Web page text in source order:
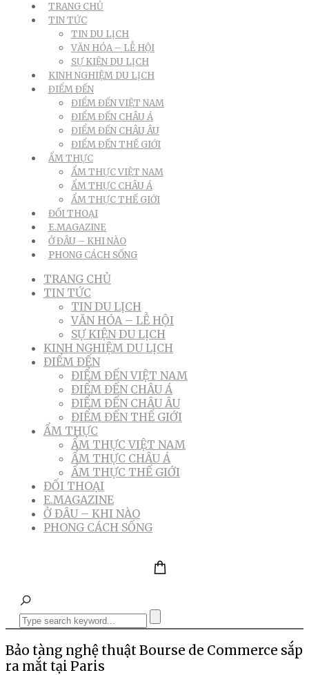
TRANG CHỦ
TIN TỨC
TIN DU LỊCH
VĂN HÓA – LỄ HỘI
SỰ KIỆN DU LỊCH
KINH NGHIỆM DU LỊCH
ĐIỂM ĐẾN
ĐIỂM ĐẾN VIỆT NAM
ĐIỂM ĐẾN CHÂU Á
ĐIỂM ĐẾN CHÂU ÂU
ĐIỂM ĐẾN THẾ GIỚI
ẨM THỰC
ẨM THỰC VIỆT NAM
ẨM THỰC CHÂU Á
ẨM THỰC THẾ GIỚI
ĐỐI THOẠI
E.MAGAZINE
Ở ĐÂU – KHI NÀO
PHONG CÁCH SỐNG
TRANG CHỦ
TIN TỨC
TIN DU LỊCH
VĂN HÓA – LỄ HỘI
SỰ KIỆN DU LỊCH
KINH NGHIỆM DU LỊCH
ĐIỂM ĐẾN
ĐIỂM ĐẾN VIỆT NAM
ĐIỂM ĐẾN CHÂU Á
ĐIỂM ĐẾN CHÂU ÂU
ĐIỂM ĐẾN THẾ GIỚI
ẨM THỰC
ẨM THỰC VIỆT NAM
ẨM THỰC CHÂU Á
ẨM THỰC THẾ GIỚI
ĐỐI THOẠI
E.MAGAZINE
Ở ĐÂU – KHI NÀO
PHONG CÁCH SỐNG
Bảo tàng nghệ thuật Bourse de Commerce sắp
ra mắt tại Paris